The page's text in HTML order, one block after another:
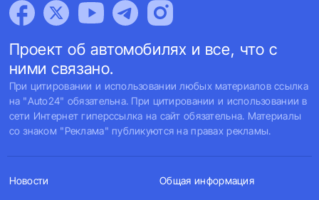
Проект об автомобилях и все, что с
ними связано.
При цитировании и использовании любых материалов ссылка
на "Auto24" обязательна. При цитировании и использовании в
сети Интернет гиперссылка на сайт обязательна. Материалы
со знаком "Реклама" публикуются на правах рекламы.
Новости Общая информация